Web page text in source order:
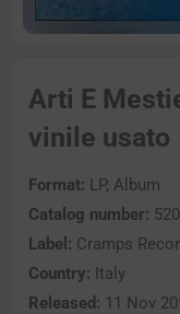
Arti E
vinile usato
Format: LP, Album
Catalog number:
Label: Cramps
Country: Italy
Released: 11 Nov